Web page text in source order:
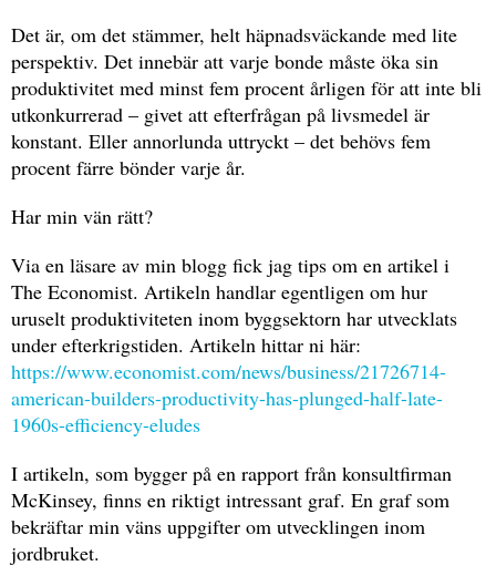
Det är, om det stämmer, helt häpnadsväckande med lite
perspektiv. Det innebär att varje bonde måste öka sin
produktivitet med minst fem procent årligen för att inte bli
utkonkurrerad – givet att efterfrågan på livsmedel är
konstant. Eller annorlunda uttryckt – det behövs fem
procent färre bönder varje år.
Har min vän rätt?
Via en läsare av min blogg fick jag tips om en artikel i
The Economist. Artikeln handlar egentligen om hur
uruselt produktiviteten inom byggsektorn har utvecklats
under efterkrigstiden. Artikeln hittar ni här:
https://www.economist.com/news/business/21726714-
american-builders-productivity-has-plunged-half-late-
1960s-efficiency-eludes
I artikeln, som bygger på en rapport från konsultfirman
McKinsey, finns en riktigt intressant graf. En graf som
bekräftar min väns uppgifter om utvecklingen inom
jordbruket.